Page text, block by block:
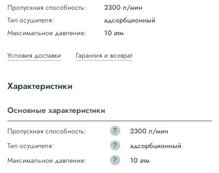
Пропускная способность:
2300 л/мин
Тип осушителя:
адсорбционный
Максимальное давление:
10 атм
Условия доставки Гарантия и возврат
Характеристики
Основные характеристики
Пропускная способность: ?
2300 л/мин
Тип осушителя:
?
адсорбционный
Максимальное давление:
? 10 атм